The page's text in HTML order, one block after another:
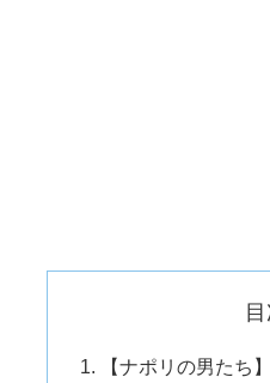
【ナポリの男たち